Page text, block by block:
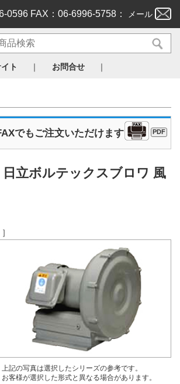
0596 FAX：06-6996-5758： メール
ト ｜ お問合せ ｜
でもご注文いただけます PDF
立ボルテックスブロワ 風
上記の写真は選択したシリーズの参考です。
お客様が選択した形式と異なる場合があります。